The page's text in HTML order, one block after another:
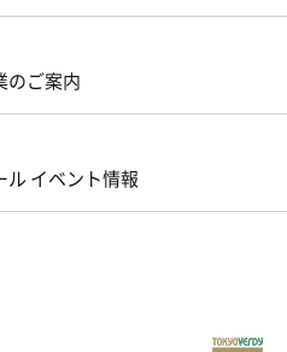
ご案内
ル イベント情報